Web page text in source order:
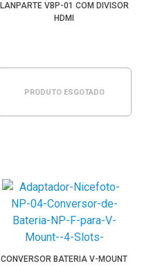
LANPARTE VBP-01 COM DIVISOR
HDMI
PRODUTO ESGOTADO
CONVERSOR BATERIA V-MOUNT